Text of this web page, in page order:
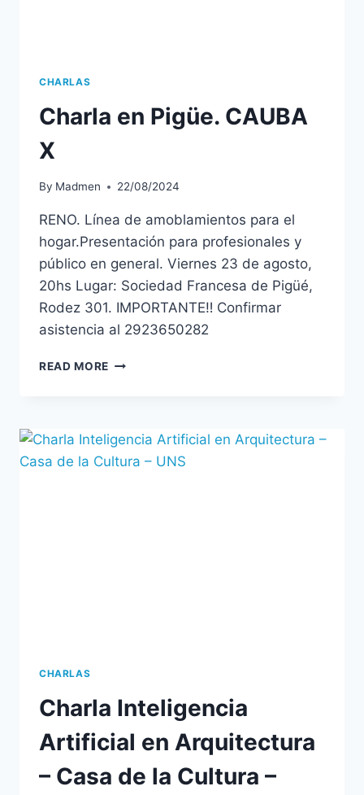
CHARLAS
Charla en Pigüe. CAUBA
X
By Madmen 22/08/2024
RENO. Línea de amoblamientos para el
hogar.Presentación para profesionales y
público en general. Viernes 23 de agosto,
20hs Lugar: Sociedad Francesa de Pigüé,
Rodez 301. IMPORTANTE‼️ Confirmar
asistencia al 2923650282
READ MORE
CHARLAS
Charla Inteligencia
Artificial en Arquitectura
– Casa de la Cultura –